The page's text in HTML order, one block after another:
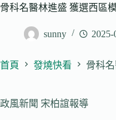
骨科名醫林進盛 獲選西區
sunny 2025-
首頁 發燒快看 骨科
政風新聞 宋柏誼報導